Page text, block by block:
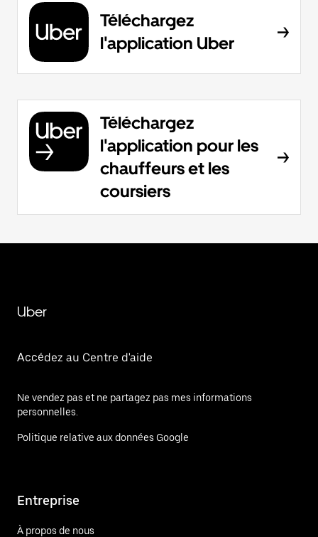
Téléchargez
l'application Uber
Téléchargez
l'application pour les
chauffeurs et les
coursiers
Uber
Accédez au Centre d'aide
Ne vendez pas et ne partagez pas mes informations
personnelles.
Politique relative aux données Google
Entreprise
À propos de nous